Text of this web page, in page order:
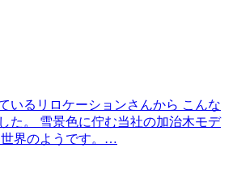
いるリロケーションさんから こんな
た。 雪景色に佇む当社の加治木モデ
界のようです。…